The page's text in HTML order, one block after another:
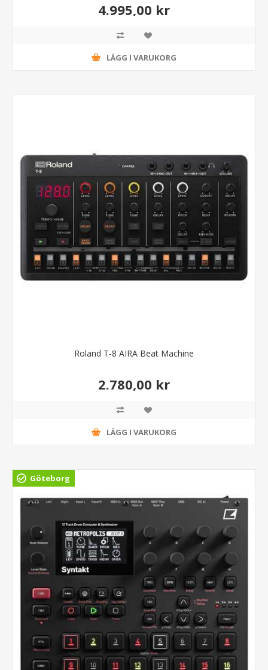
4.995,00 kr
LÄGG I VARUKORG
Roland T-8 AIRA Beat Machine
2.780,00 kr
LÄGG I VARUKORG
Göteborg